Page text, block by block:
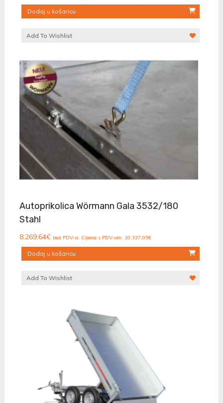
Dodaj u košaricu
Add To Wishlist
Autoprikolica Wörmann Gala 3532/180
Stahl
8.269,64€ bez PDV-a. Cijena s PDV-om: 10.337,05€
Dodaj u košaricu
Add To Wishlist